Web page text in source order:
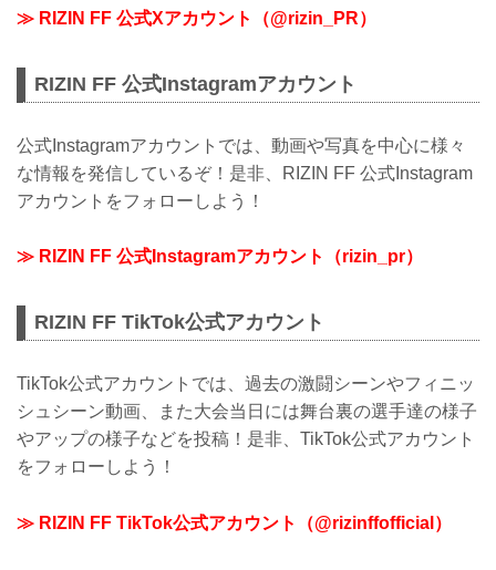
が実況・解説ありで試合を見たい方は是
非、お好きな配信サービスでabc
≫ RIZIN FF 公式Xアカウント（@rizin_PR）
RIZIN FF 公式Instagramアカウント
公式Instagramアカウントでは、動画や写真を中心に様々
な情報を発信しているぞ！是非、RIZIN FF 公式Instagram
アカウントをフォローしよう！
≫ RIZIN FF 公式Instagramアカウント（rizin_pr）
RIZIN FF TikTok公式アカウント
TikTok公式アカウントでは、過去の激闘シーンやフィニッ
シュシーン動画、また大会当日には舞台裏の選手達の様子
やアップの様子などを投稿！是非、TikTok公式アカウント
をフォローしよう！
≫ RIZIN FF TikTok公式アカウント（@rizinffofficial）